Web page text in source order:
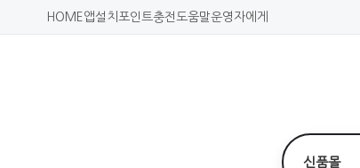
HOME 앱설치 포인트충전도움말운영자에게